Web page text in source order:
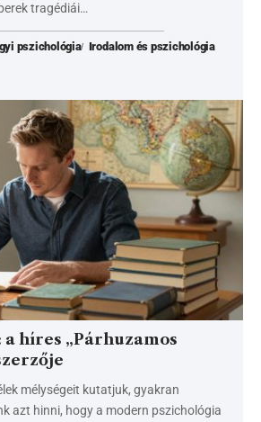
tragédiái…
pszichológia Irodalom és pszichológia
híres „Párhuzamos
mélységeit kutatjuk, gyakran
azt hinni, hogy a modern pszichológia